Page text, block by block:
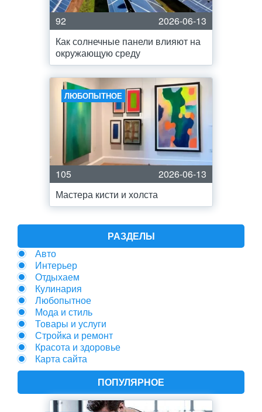
92
2026-06-13
Как солнечные панели влияют на
окружающую среду
ЛЮБОПЫТНОЕ
105
2026-06-13
Мастера кисти и холста
РАЗДЕЛЫ
Авто
Интерьер
Отдыхаем
Кулинария
Любопытное
Мода и стиль
Товары и услуги
Стройка и ремонт
Красота и здоровье
Карта сайта
ПОПУЛЯРНОЕ